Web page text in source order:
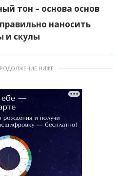
тон – основа основ
наносить
и скулы
НИЖЕ